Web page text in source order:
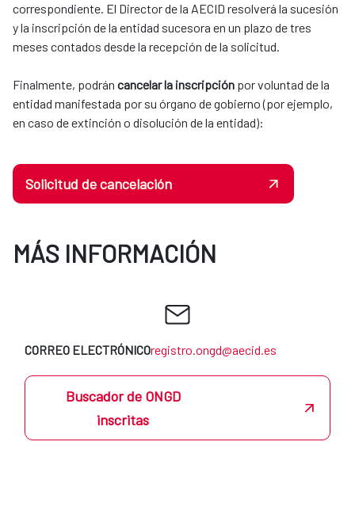
correspondiente. El Director de la AECID resolverá la sucesión
y la inscripción de la entidad sucesora en un plazo de tres
meses contados desde la recepción de la solicitud.
​​​​​​​Finalmente, podrán cancelar la inscripción por voluntad de la
entidad manifestada por su órgano de gobierno (por ejemplo,
en caso de extinción o disolución de la entidad):
Solicitud de cancelación
MÁS INFORMACIÓN
CORREO ELECTRÓNICOregistro.ongd@aecid.es
Buscador de ONGD
inscritas